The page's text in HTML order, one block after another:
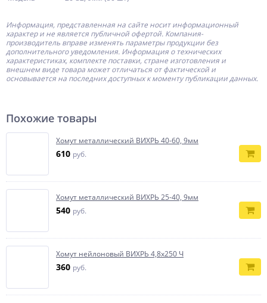
Информация, представленная на сайте носит информационный
характер и не является публичной офертой. Компания-
производитель вправе изменять параметры продукции без
дополнительного уведомления. Информация о технических
характеристиках, комплекте поставки, стране изготовления и
внешнем виде товара может отличаться от фактической и
основывается на последних доступных к моменту публикации данных.
Похожие товары
Хомут металлический ВИХРЬ 40-60, 9мм
610 руб.
Хомут металлический ВИХРЬ 25-40, 9мм
540 руб.
Хомут нейлоновый ВИХРЬ 4,8х250 Ч
360 руб.